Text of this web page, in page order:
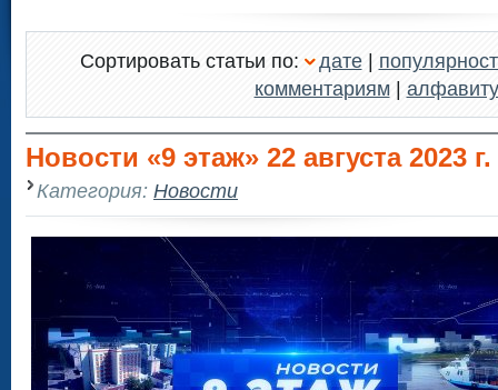
Сортировать статьи по: дате|
комментариям| алфавиту
Новости «9 этаж» 22 августа 2023 г.
Категория: Новости